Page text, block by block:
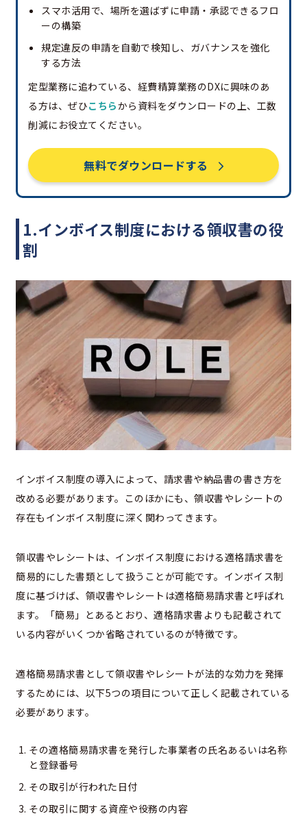
スマホ活用で、場所を選ばずに申請・承認できるフロ
ーの構築
規定違反の申請を自動で検知し、ガバナンスを強化
する方法
定型業務に追わている、経費精算業務のDXに興味のあ
る方は、ぜひこちらから資料をダウンロードの上、工数
削減にお役立てください。
無料でダウンロードする
1.インボイス制度における領収書の役
割
インボイス制度の導入によって、請求書や納品書の書き方を
改める必要があります。このほかにも、領収書やレシートの
存在もインボイス制度に深く関わってきます。
領収書やレシートは、インボイス制度における適格請求書を
簡易的にした書類として扱うことが可能です。インボイス制
度に基づけば、領収書やレシートは適格簡易請求書と呼ばれ
ます。「簡易」とあるとおり、適格請求書よりも記載されて
いる内容がいくつか省略されているのが特徴です。
適格簡易請求書として領収書やレシートが法的な効力を発揮
するためには、以下5つの項目について正しく記載されている
必要があります。
その適格簡易請求書を発行した事業者の氏名あるいは名称
と登録番号
その取引が行われた日付
その取引に関する資産や役務の内容